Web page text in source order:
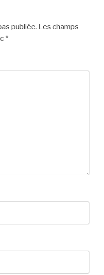
publiée. Les champs
*